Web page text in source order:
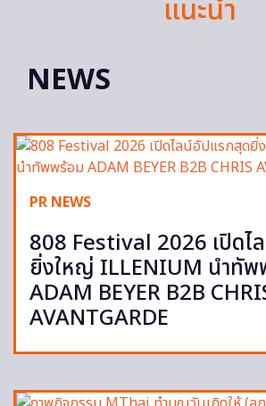
แนะนำ
NEWS
PR NEWS
808 Festival 2026 เปิดไ
ยิ่งใหญ่ ILLENIUM นำทัพ
ADAM BEYER B2B
AVANTGARDE